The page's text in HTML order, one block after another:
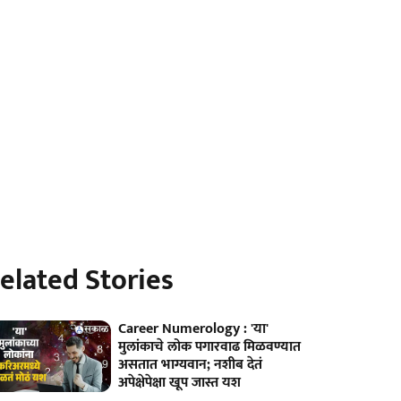
Stories
Career Numerology : 'या'
मुलांकाचे लोक पगारवाढ मिळवण्यात
असतात भाग्यवान; नशीब देतं
अपेक्षेपेक्षा खूप जास्त यश